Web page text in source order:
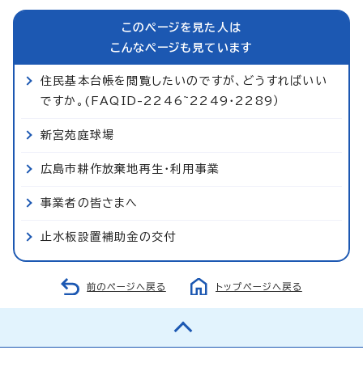
このページを見た人は
こんなページも見ています
住民基本台帳を閲覧したいのですが、どうすればいい
ですか。(FAQID-2246~2249・2289）
新宮苑庭球場
広島市耕作放棄地再生・利用事業
事業者の皆さまへ
止水板設置補助金の交付
前のページへ戻る トップページへ戻る